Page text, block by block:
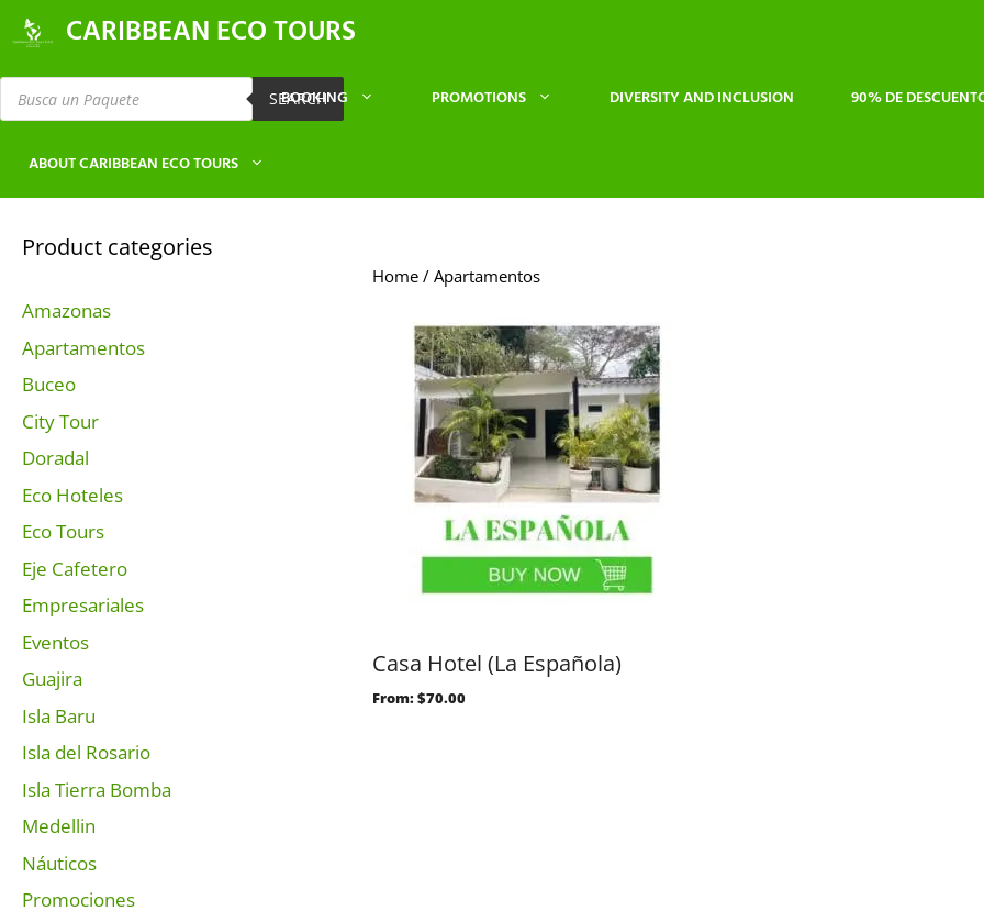
CARIBBEAN ECO TOURS
SEARCH
BOOKING PROMOTIONS DIVERSITY AND INCLUSION 90% DE
ABOUT CARIBBEAN ECO TOURS
Home/ Apartamentos
Casa Hotel (La Española)
From:$70.00
Product categories
Amazonas
Apartamentos
Buceo
City Tour
Doradal
Eco Hoteles
Eco Tours
Eje Cafetero
Empresariales
Eventos
Guajira
Isla Baru
Isla del Rosario
Isla Tierra Bomba
Medellin
Náuticos
Promociones